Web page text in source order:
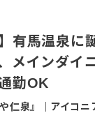
】有馬温泉
メインダイ
勤OK
仁泉』
アイコニ